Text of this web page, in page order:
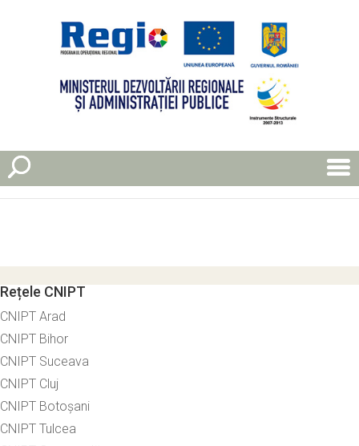
Rețele CNIPT
CNIPT Arad
CNIPT Bihor
CNIPT Suceava
CNIPT Cluj
CNIPT Botoșani
CNIPT Tulcea